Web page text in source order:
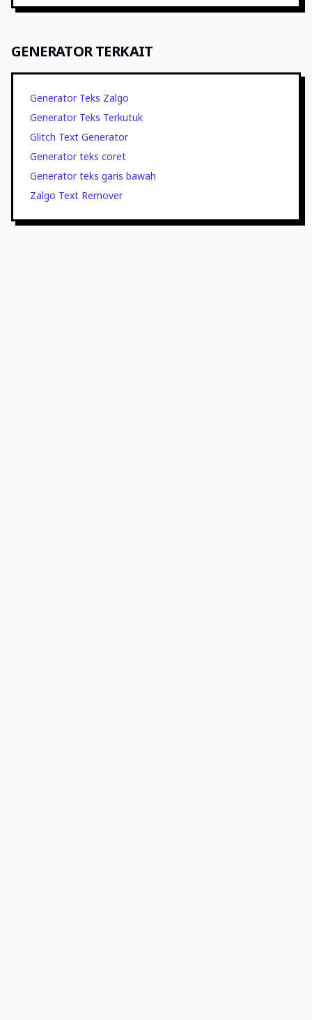
GENERATOR TERKAIT
Generator Teks Zalgo
Generator Teks Terkutuk
Glitch Text Generator
Generator teks coret
Generator teks garis bawah
Zalgo Text Remover